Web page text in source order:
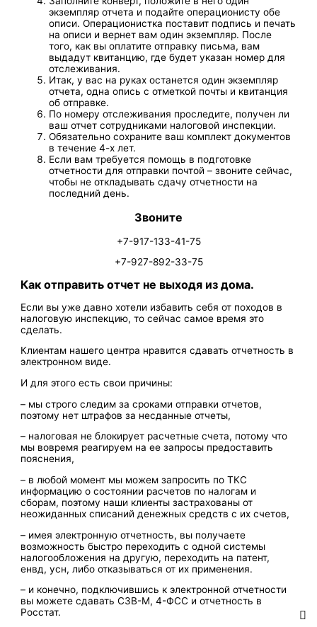
экземпляр отчета и подайте операционисту обе
описи. Операционистка поставит подпись и печать
на описи и вернет вам один экземпляр. После
того, как вы оплатите отправку письма, вам
выдадут квитанцию, где будет указан номер для
отслеживания.
Итак, у вас на руках останется один экземпляр
отчета, одна опись с отметкой почты и квитанция
об отправке.
По номеру отслеживания проследите, получен ли
ваш отчет сотрудниками налоговой инспекции.
Обязательно сохраните ваш комплект документов
в течение 4-х лет.
Если вам требуется помощь в подготовке
отчетности для отправки почтой – звоните сейчас,
чтобы не откладывать сдачу отчетности на
последний день.
Звоните
+7-917-133-41-75
+7-927-892-33-75
Как отправить отчет не выходя из дома.
Если вы уже давно хотели избавить себя от походов в
налоговую инспекцию, то сейчас самое время это
сделать.
Клиентам нашего центра нравится сдавать отчетность в
электронном виде.
И для этого есть свои причины:
– мы строго следим за сроками отправки отчетов,
поэтому нет штрафов за несданные отчеты,
– налоговая не блокирует расчетные счета, потому что
мы вовремя реагируем на ее запросы предоставить
пояснения,
– в любой момент мы можем запросить по ТКС
информацию о состоянии расчетов по налогам и
сборам, поэтому наши клиенты застрахованы от
неожиданных списаний денежных средств с их счетов,
– имея электронную отчетность, вы получаете
возможность быстро переходить с одной системы
налогообложения на другую, переходить на патент,
енвд, усн, либо отказываться от их применения.
– и конечно, подключившись к электронной отчетности
вы можете сдавать СЗВ-М, 4-ФСС и отчетность в
Росстат.